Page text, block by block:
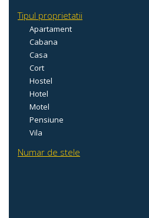
Tipul proprietatii
Apartament
Cabana
Casa
Cort
Hostel
Hotel
Motel
Pensiune
Vila
Numar de stele